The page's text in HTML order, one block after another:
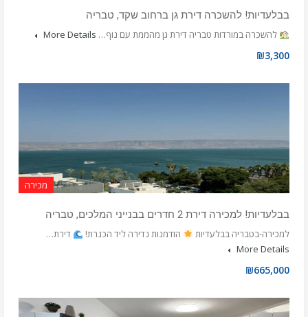
בבלעדיות! להשכרה דירת גן ברחוב שקד, טבריה
להשכרה במורדות טבריה דירת גן מהממת עם נוף… More Details
₪3,300
מכירה
בבלעדיות! למכירה דירת 2 חדרים בבנייני המלכים, טבריה
למכירה-בטבריה בבלעדיות
הזדמנות נדירה ליד הכנרת!
דירת…
More Details
₪665,000